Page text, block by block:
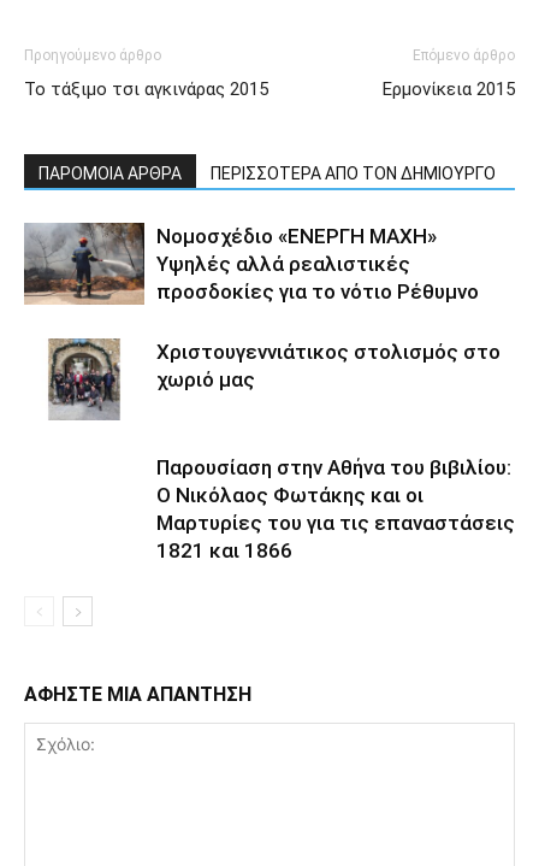
Προηγούμενο άρθρο
Το τάξιμο τσι αγκινάρας 2015
Επόμενο άρθρο
Ερμονίκεια 2015
ΠΑΡΟΜΟΙΑ ΑΡΘΡΑ ΠΕΡΙΣΣΟΤΕΡΑ ΑΠΟ ΤΟΝ ΔΗΜΙΟΥΡΓΟ
Νομοσχέδιο «ΕΝΕΡΓΗ ΜΑΧΗ»
Υψηλές αλλά ρεαλιστικές
προσδοκίες για το νότιο Ρέθυμνο
Χριστουγεννιάτικος στολισμός στο
χωριό μας
Παρουσίαση στην Αθήνα του βιβιλίου:
Ο Νικόλαος Φωτάκης και οι
Μαρτυρίες του για τις επαναστάσεις
1821 και 1866
ΑΦΗΣΤΕ ΜΙΑ ΑΠΑΝΤΗΣΗ